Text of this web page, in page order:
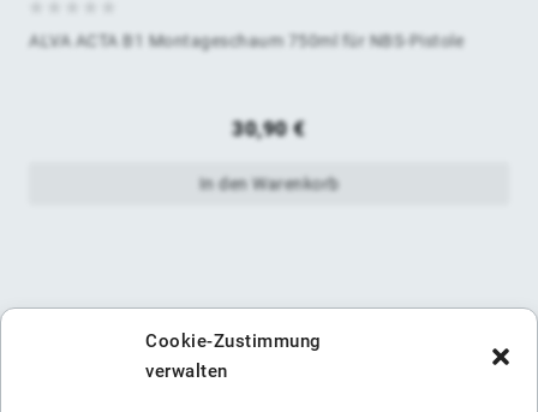
Cookie-Zustimmung
verwalten
ALVA ACTA B1 Montageschaum 750ml für NBS-Pistole
30,90€
In den Warenkorb